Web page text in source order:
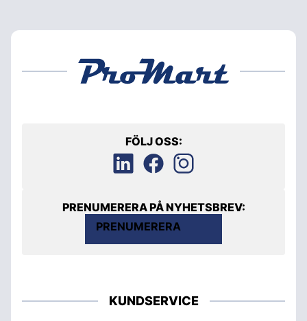
FÖLJ OSS:
PRENUMERERA PÅ NYHETSBREV:
PRENUMERERA
KUNDSERVICE